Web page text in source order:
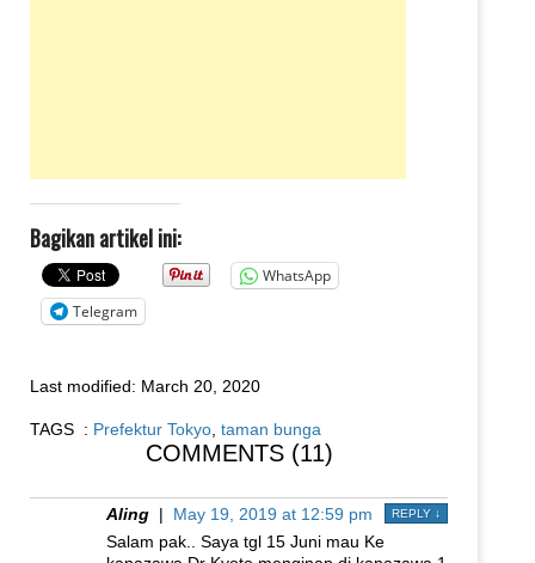
Bagikan artikel ini:
WhatsApp
Telegram
Last modified: March 20, 2020
TAGS : Prefektur Tokyo taman bunga
COMMENTS (11)
Aling | May 19, 2019 at 12:59 pm REPLY ↓
Salam pak.. Saya tgl 15 Juni mau Ke